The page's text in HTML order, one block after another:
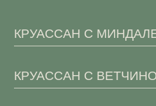
КРУАССАН С
КРУАССАН С